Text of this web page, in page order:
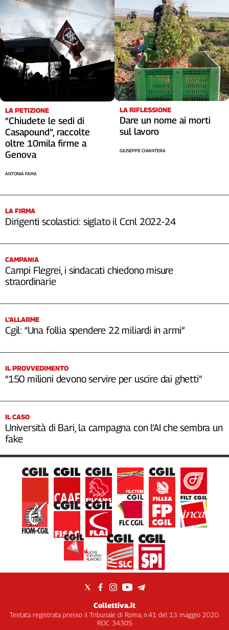
LA PETIZIONE
“Chiudete le sedi di
Casapound”, raccolte
oltre 10mila firme a
Genova
ANTONIA FAMA
LA RIFLESSIONE
Dare un nome ai morti
sul lavoro
GIUSEPPE CHIANTERA
LA FIRMA
Dirigenti scolastici: siglato il Ccnl 2022-24
CAMPANIA
Campi Flegrei, i sindacati chiedono misure
straordinarie
L’ALLARME
Cgil: “Una follia spendere 22 miliardi in armi”
IL PROVVEDIMENTO
“150 milioni devono servire per uscire dai ghetti”
IL CASO
Università di Bari, la campagna con l’AI che sembra un
fake
Collettiva.it
Testata registrata presso il Tribunale di Roma, n.41 del 13 maggio 2020.
ROC 34305